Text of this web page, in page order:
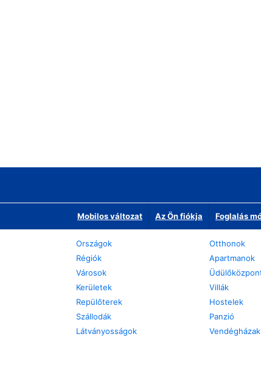
Mobilos változat Az Ön fiókja Foglalás
Országok
Régiók
Városok
Kerületek
Repülőterek
Szállodák
Látványosságok
Otthonok
Apartmanok
Villák
Hostelek
Panzió
Vendégházak